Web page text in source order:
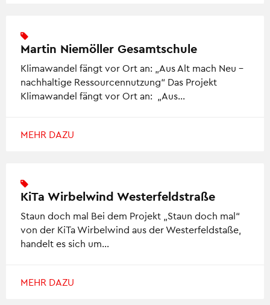
Martin Niemöller Gesamtschule
Klimawandel fängt vor Ort an: „Aus Alt mach Neu –
nachhaltige Ressourcennutzung“ Das Projekt
Klimawandel fängt vor Ort an: „Aus…
MEHR DAZU
KiTa Wirbelwind Westerfeldstraße
Staun doch mal Bei dem Projekt „Staun doch mal“
von der KiTa Wirbelwind aus der Westerfeldstaße,
handelt es sich um…
MEHR DAZU